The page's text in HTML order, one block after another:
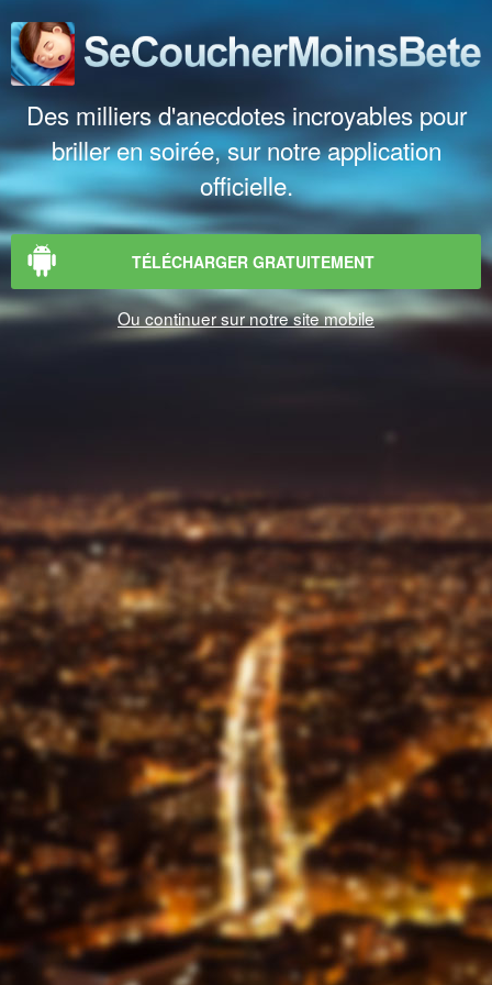
Des milliers d'anecdotes incroyables pour
briller en soirée, sur notre application
officielle.
TÉLÉCHARGER GRATUITEMENT
Ou continuer sur notre site mobile